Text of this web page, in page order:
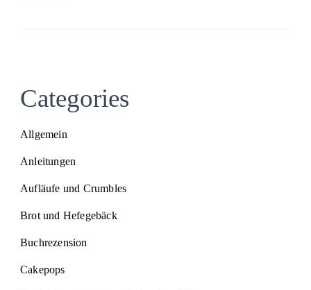
Categories
Allgemein
Anleitungen
Aufläufe und Crumbles
Brot und Hefegebäck
Buchrezension
Cakepops